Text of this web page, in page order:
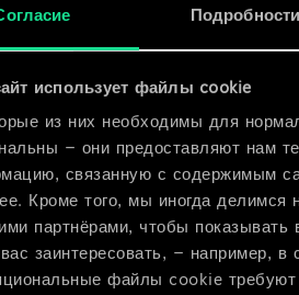
Подробности
использует файлы cookie
из них необходимы для
— они предоставляют нам
связанную с содержимым
Кроме того, мы иногда
партнёрами, чтобы показывать
заинтересовать, — например,
файлы cookie требуют
(
Приказ
ряд):
на [0]
По правде говоря,
ждали. В академии-то